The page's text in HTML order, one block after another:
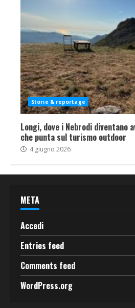
Storie & reportage
Longi, dove i Nebrodi diventano
che punta sul turismo outdoor
4 giugno 2026
META
Accedi
Entries feed
Comments feed
WordPress.org